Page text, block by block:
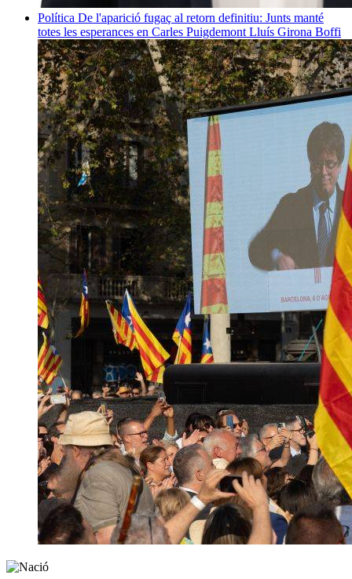
Política De l'aparició fugaç al retorn definitiu: Junts manté
totes les esperances en Carles Puigdemont Lluís Girona Boffi